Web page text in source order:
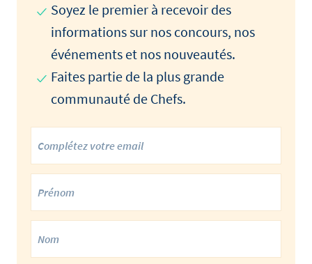
Soyez le premier à recevoir des
informations sur nos concours, nos
événements et nos nouveautés.
Faites partie de la plus grande
communauté de Chefs.